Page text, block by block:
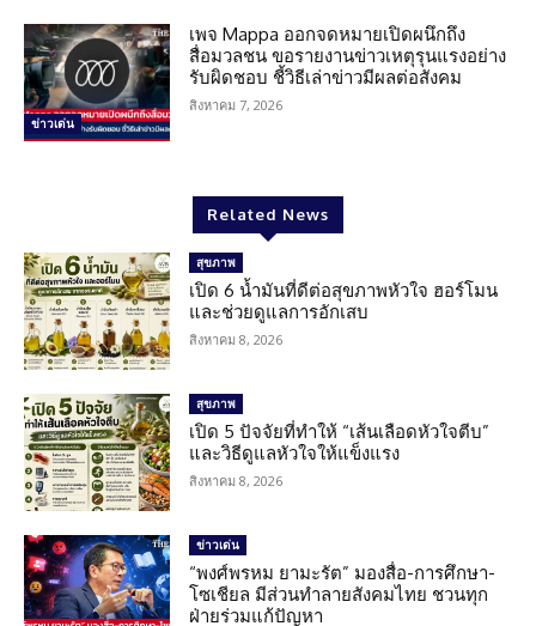
ข่าวเด่น
เพจ Mappa ออกจดหมายเปิดผนึกถึง
สื่อมวลชน ขอรายงานข่าวเหตุรุนแรงอย่าง
รับผิดชอบ ชี้วิธีเล่าข่าวมีผลต่อสังคม
สิงหาคม 7, 2026
Related News
สุขภาพ
เปิด 6 น้ำมันที่ดีต่อสุขภาพหัวใจ ฮอร์โมน
และช่วยดูแลการอักเสบ
สิงหาคม 8, 2026
สุขภาพ
เปิด 5 ปัจจัยที่ทำให้ “เส้นเลือดหัวใจตีบ”
และวิธีดูแลหัวใจให้แข็งแรง
สิงหาคม 8, 2026
ข่าวเด่น
“พงศ์พรหม ยามะรัต” มองสื่อ-การศึกษา-
โซเชียล มีส่วนทำลายสังคมไทย ชวนทุก
ฝ่ายร่วมแก้ปัญหา